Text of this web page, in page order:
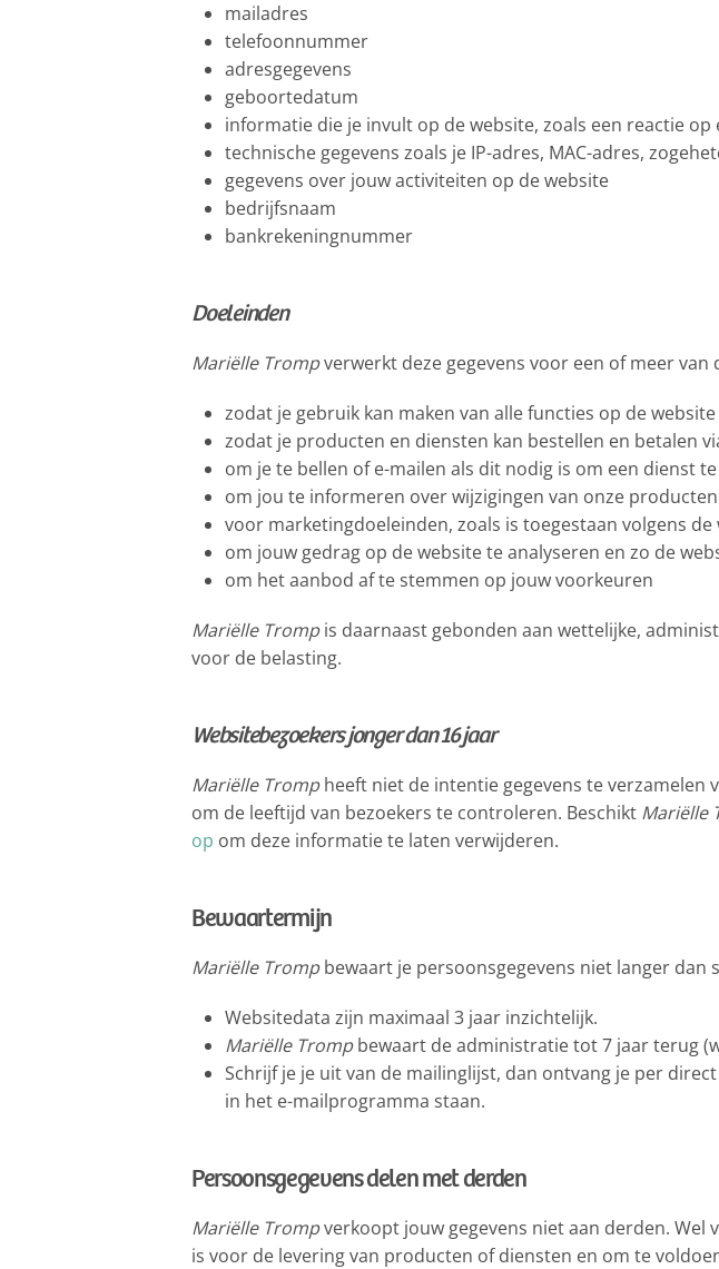
mailadres
telefoonnummer
adresgegevens
geboortedatum
informatie die je invult op de website, zoals een reactie
technische gegevens zoals je IP-adres, MAC-adres,
gegevens over jouw activiteiten op de website
bedrijfsnaam
bankrekeningnummer
Doeleinden
Mariëlle Trompverwerkt deze gegevens voor een of meer van
zodat je gebruik kan maken van alle functies op de website
zodat je producten en diensten kan bestellen en betalen
om je te bellen of e-mailen als dit nodig is om een dienst
om jou te informeren over wijzigingen van onze
voor marketingdoeleinden, zoals is toegestaan volgens
om jouw gedrag op de website te analyseren en zo de
om het aanbod af te stemmen op jouw voorkeuren
Mariëlle Trompis daarnaast gebonden aan wettelijke,
voor de belasting.
Websitebezoekers jonger dan 16 jaar
Mariëlle Trompheeft niet de intentie gegevens te verzamelen
om de leeftijd van bezoekers te controleren. Beschikt Mariëlle
op om deze informatie te laten verwijderen.
Bewaartermijn
Mariëlle Trompbewaart je persoonsgegevens niet langer dan
Websitedata zijn maximaal 3 jaar inzichtelijk.
Mariëlle Trompbewaart de administratie tot 7 jaar terug
Schrijf je je uit van de mailinglijst, dan ontvang je per
in het e-mailprogramma staan.
Persoonsgegevens delen met derden
Mariëlle Trompverkoopt jouw gegevens niet aan derden. Wel
is voor de levering van producten of diensten en om te